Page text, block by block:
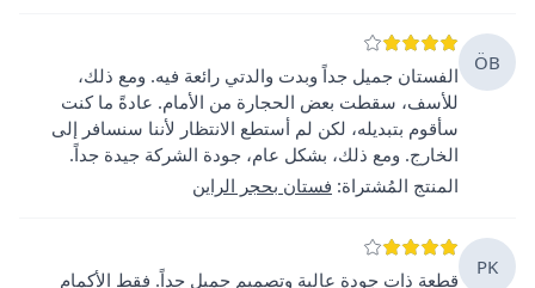
ÖB
الفستان جميل جداً وبدت والدتي رائعة فيه. ومع ذلك،
للأسف، سقطت بعض الحجارة من الأمام. عادةً ما كنت
سأقوم بتبديله، لكن لم أستطع الانتظار لأننا سنسافر إلى
الخارج. ومع ذلك، بشكل عام، جودة الشركة جيدة جداً.
المنتج المُشتراة: فستان بحجر الراين
PK
قطعة ذات جودة عالية وتصميم جميل جداً. فقط الأكمام